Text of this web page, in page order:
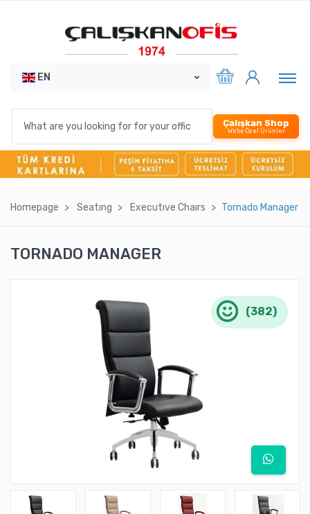
EN
Çalışkan Shop
Webe Özel Ürünler
Homepage Seatıng Executıve Chaırs Tornado Manager
TORNADO MANAGER
(382)